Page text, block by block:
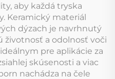
aby každá tryska
Keramický materiál
dýzach je navrhnutý
životnosť a odolnosť voči
pre aplikácie za
skúsenosti a viac
nachádza na čele